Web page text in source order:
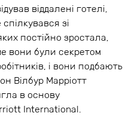
віддалені готелі,
зі
постійно зростала,
вони були секретом
і вони подбають
Вілбур Марріотт
в основу
International.